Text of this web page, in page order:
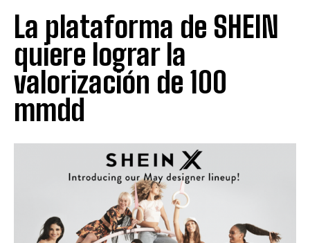
La plataforma de SHEIN
quiere lograr la
valorización de 100
mmdd